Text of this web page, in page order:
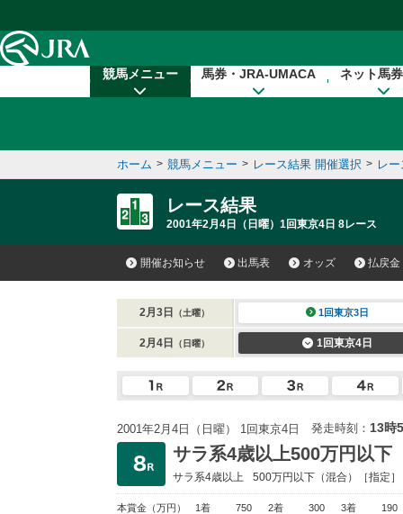
競馬メニュー 馬券・JRA-UMACA ネット馬
ホーム > 競馬メニュー > レース結果 開催選択 > レ
レース結果
2001年2月4日（日曜）1回東京4日 8レース
開催お知らせ 出馬表 オッズ 払戻金
2月3日 （土曜） 1回東京3日
2月4日 （日曜） 1回東京4日
2001年2月4日（日曜） 1回東京4日 発走時刻： 13時
サラ系4歳以上500万円以下
サラ系4歳以上 500万円以下 （混合）［指定］
本賞金 （万円） 1着 750 2着 300 3着 190